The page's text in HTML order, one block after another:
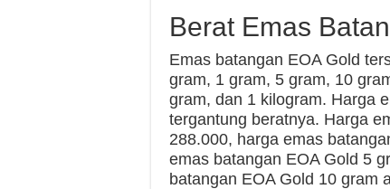
Berat Emas
Emas batangan EOA Gold
gram, 1 gram, 5 gram, 10
gram, dan 1 kilogram. Harga
tergantung beratnya. Harga
288.000, harga emas
emas batangan EOA Gold 5
batangan EOA Gold 10 gram